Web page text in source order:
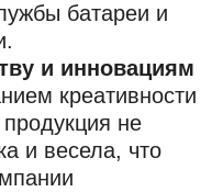
батареи и
и инновациям
креативности
не
и весела, что